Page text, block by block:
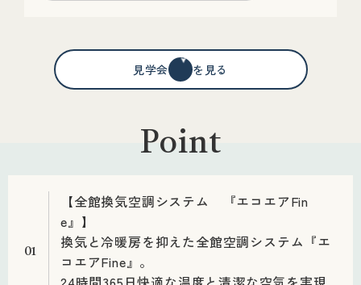
見学会情報を見る
Point
01
【全館換気空調システム 『エコエアFin
e』】
換気と冷暖房を抑えた全館空調システム『エ
コエアFine』。